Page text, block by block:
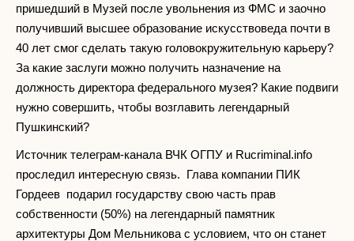
пришедший в Музей после увольнения из ФМС и заочно
получивший высшее образование искусствоведа почти в
40 лет смог сделать такую головокружительную карьеру?
За какие заслуги можно получить назначение на
должность директора федерального музея? Какие подвиги
нужно совершить, чтобы возглавить легендарный
Пушкинский?
Источник телеграм-канала ВЧК ОГПУ и Rucriminal.info
проследил интересную связь. Глава компании ПИК
Гордеев подарил государству свою часть прав
собственности (50%) на легендарный памятник
архитектуры Дом Мельникова с условием, что он станет